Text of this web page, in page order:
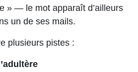
» — le mot apparaît d’ailleurs
un de ses mails.
plusieurs pistes :